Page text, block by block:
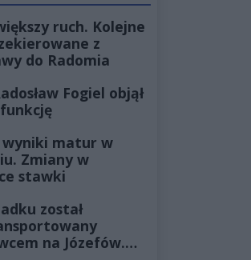
ruch. Kolejne
z
do Radomia
Fogiel objął
wyniki matur w
Zmiany w
stawki
został
na Józefów.